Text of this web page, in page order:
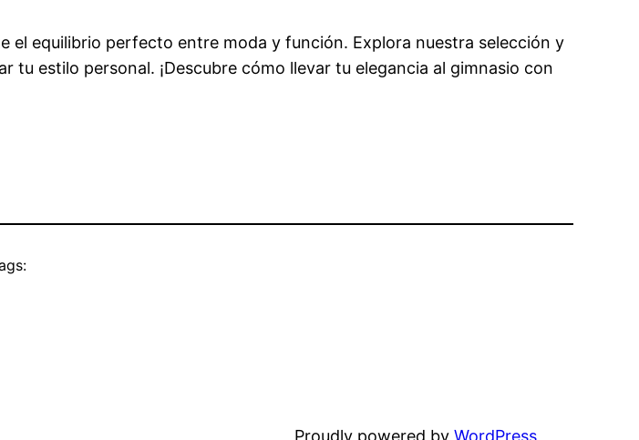
el equilibrio perfecto entre moda y función. Explora nuestra selección y
estilo personal. ¡Descubre cómo llevar tu elegancia al gimnasio con
Proudly powered by WordPress